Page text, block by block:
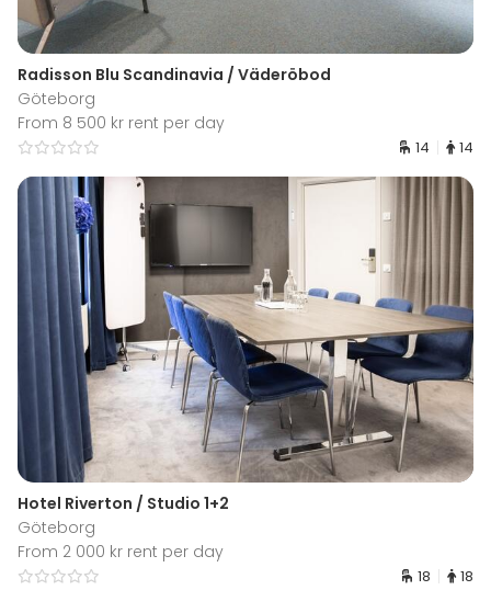
Radisson Blu Scandinavia / Väderöbod
Göteborg
From 8 500 kr rent per day
14 14
Hotel Riverton / Studio 1+2
Göteborg
From 2 000 kr rent per day
18 18